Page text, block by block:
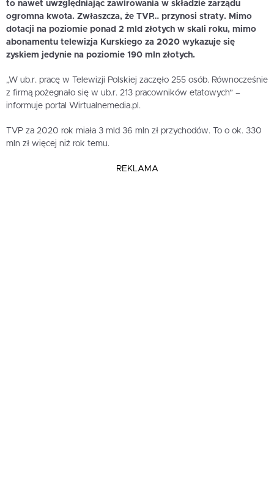
to nawet uwzględniając zawirowania w składzie zarządu
ogromna kwota. Zwłaszcza, że TVP… przynosi straty. Mimo
dotacji na poziomie ponad 2 mld złotych w skali roku, mimo
abonamentu telewizja Kurskiego za 2020 wykazuje się
zyskiem jedynie na poziomie 190 mln złotych.
„W ub.r. pracę w Telewizji Polskiej zaczęło 255 osób. Równocześnie
z firmą pożegnało się w ub.r. 213 pracowników etatowych” –
informuje portal Wirtualnemedia.pl.
TVP za 2020 rok miała 3 mld 36 mln zł przychodów. To o ok. 330
mln zł więcej niż rok temu.
REKLAMA